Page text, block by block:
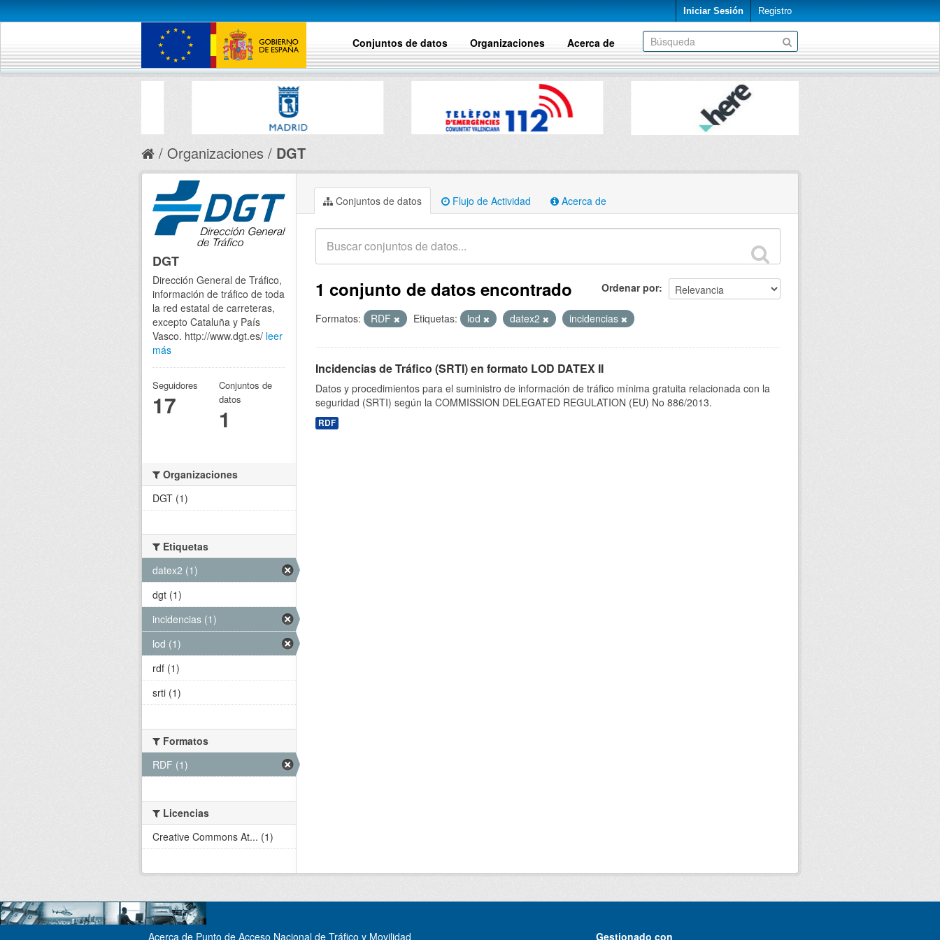
Iniciar Sesión Registro
Conjuntos de datos Organizaciones Acerca de
Organizaciones DGT
Conjuntos de datos Flujo de Actividad Acerca de
Ordenar por
1 conjunto de datos encontrado
Formatos: RDF Etiquetas: lod datex2 incidencias
Incidencias de Tráfico (SRTI) en formato LOD DATEX II
Datos y procedimientos para el suministro de información de tráfico mínima gratuita relacionada con la
seguridad (SRTI) según la COMMISSION DELEGATED REGULATION (EU) No 886/2013.
RDF
DGT
Dirección General de Tráfico,
información de tráfico de toda
la red estatal de carreteras,
excepto Cataluña y País
Vasco. http://www.dgt.es/ leer
más
Seguidores
17
Conjuntos de
datos
1
Organizaciones
DGT (1)
Etiquetas
datex2 (1)
dgt (1)
incidencias (1)
lod (1)
rdf (1)
srti (1)
Formatos
RDF (1)
Licencias
Creative Commons At... (1)
Acerca de Punto de Acceso Nacional de Tráfico y Movilidad Gestionado con